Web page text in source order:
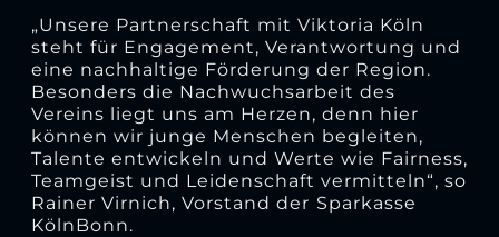
„Unsere Partnerschaft mit Viktoria Köln
steht für Engagement, Verantwortung und
eine nachhaltige Förderung der Region.
Besonders die Nachwuchsarbeit des
Vereins liegt uns am Herzen, denn hier
können wir junge Menschen begleiten,
Talente entwickeln und Werte wie Fairness,
Teamgeist und Leidenschaft vermitteln“, so
Rainer Virnich, Vorstand der Sparkasse
KölnBonn.